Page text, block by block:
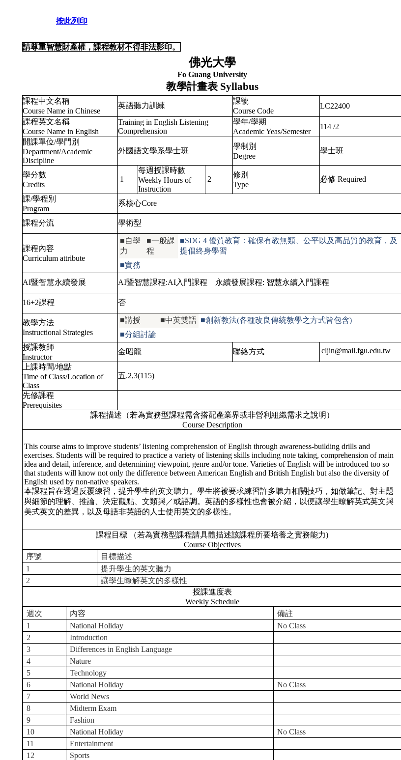
按此列印
請尊重智慧財產權，課程教材不得非法影印。
佛光大學
Fo Guang University
教學計畫表Syllabus
課程中文名稱
Course Name in Chinese
英語聽力訓練
課號
Course Code
LC22400
課程英文名稱
Course Name in English
Training in English Listening
Comprehension
學年/學期
Academic Yeas/Semester
114 /2
開課單位/學門別
Department/Academic
Discipline
外國語文學系學士班
學制別
Degree
學士班
學分數
Credits
1
每週授課時數
Weekly Hours of
Instruction
2
修別
Type
必修 Required
課/學程別
Program
系核心Core
課程分流 學術型
課程內容
Curriculum attribute
■自學
力
■一般課
程
■SDG 4 優質教育：確保有教無類、公平以及高品質的教育，及
提倡終身學習
■實務
AI暨智慧永續發展 AI暨智慧課程:AI入門課程 永續發展課程: 智慧永續入門課程
16+2課程 否
教學方法
Instructional Strategies
■講授 ■中英雙語 ■創新教法(各種改良傳統教學之方式皆包含)
■分組討論
授課教師
Instructor
金昭龍 聯絡方式
cljin@mail.fgu.edu.tw
上課時間/地點
Time of Class/Location of
Class
五.2,3(115)
先修課程
Prerequisites
課程描述（若為實務型課程需含搭配產業界或非營利組織需求之說明）
Course Description
This course aims to improve students’ listening comprehension of English through awareness-building drills and
exercises. Students will be required to practice a variety of listening skills including note taking, comprehension of main
idea and detail, inference, and determining viewpoint, genre and/or tone. Varieties of English will be introduced too so
that students will know not only the difference between American English and British English but also the diversity of
English used by non-native speakers.
本課程旨在透過反覆練習，提升學生的英文聽力。學生將被要求練習許多聽力相關技巧，如做筆記、對主題
與細節的理解、推論、決定觀點、文類與／或語調。英語的多樣性也會被介紹，以便讓學生瞭解英式英文與
美式英文的差異，以及母語非英語的人士使用英文的多樣性。
課程目標 （若為實務型課程請具體描述該課程所要培養之實務能力)
Course Objectives
序號
目標描述
1
提升學生的英文聽力
2
讓學生瞭解英文的多樣性
授課進度表
Weekly Schedule
週次
內容
備註
1
National Holiday
No Class
2
Introduction
3
Differences in English Language
4
Nature
5
Technology
6
National Holiday
No Class
7
World News
8
Midterm Exam
9
Fashion
10
National Holiday
No Class
11
Entertainment
12
Sports